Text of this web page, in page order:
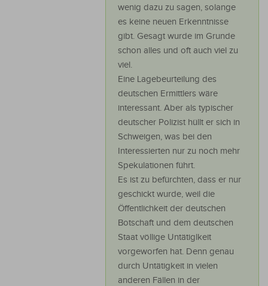
wenig dazu zu sagen, solange
es keine neuen Erkenntnisse
gibt. Gesagt wurde im Grunde
schon alles und oft auch viel zu
viel.
Eine Lagebeurteilung des
deutschen Ermittlers wäre
interessant. Aber als typischer
deutscher Polizist hüllt er sich in
Schweigen, was bei den
Interessierten nur zu noch mehr
Spekulationen führt.
Es ist zu befürchten, dass er nur
geschickt wurde, weil die
Öffentlichkeit der deutschen
Botschaft und dem deutschen
Staat völlige Untätiglkeit
vorgeworfen hat. Denn genau
durch Untätigkeit in vielen
anderen Fällen in der